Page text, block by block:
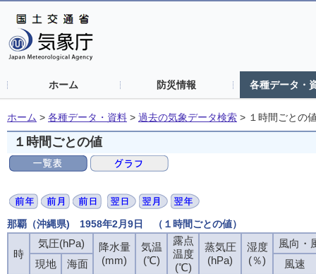
ホーム 防災情報 各種データ・
ホーム > 各種データ・資料 > 過去の気象データ検索 > １時間ごとの
１時間ごとの値
那覇（沖縄県) 1958年2月9日 （１時間ごとの値）
時
気圧(hPa)
降水量
(mm)
気温
(℃)
露点
温度
(℃)
蒸気圧
(hPa)
湿度
(％)
風向・
現地
海面
風速